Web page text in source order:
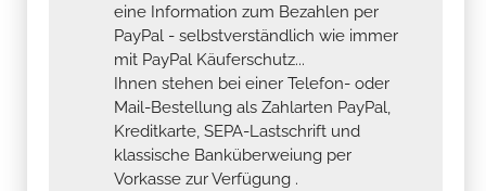
eine Information zum Bezahlen per
PayPal - selbstverständlich wie immer
mit PayPal Käuferschutz...
Ihnen stehen bei einer Telefon- oder
Mail-Bestellung als Zahlarten PayPal,
Kreditkarte, SEPA-Lastschrift und
klassische Banküberweiung per
Vorkasse zur Verfügung .